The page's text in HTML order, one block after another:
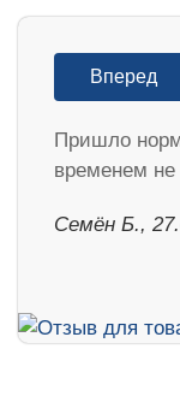
Вперед
Пришло
временем не
Семён Б.,